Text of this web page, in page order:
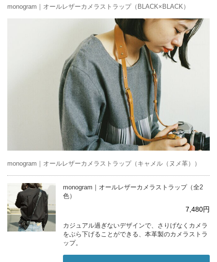
monogram｜オールレザーカメラストラップ（BLACK×BLACK）
monogram｜オールレザーカメラストラップ（キャメル（ヌメ革））
monogram｜オールレザーカメラストラップ（全2
色）
7,480円
カジュアル過ぎないデザインで、さりげなくカメラ
をぶら下げることができる、本革製のカメラストラ
ップ。